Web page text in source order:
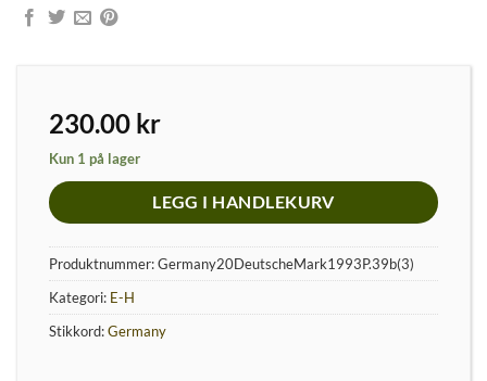
230.00 kr
Kun 1 på lager
LEGG I HANDLEKURV
Produktnummer:Germany20DeutscheMark1993P.39b(3)
Kategori: E-H
Stikkord:Germany